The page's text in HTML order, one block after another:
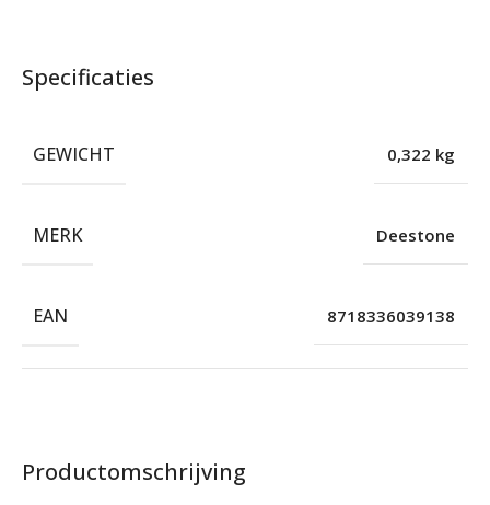
Productomschrijving
Specificaties
GEWICHT 0,322 kg
MERK Deestone
EAN 8718336039138